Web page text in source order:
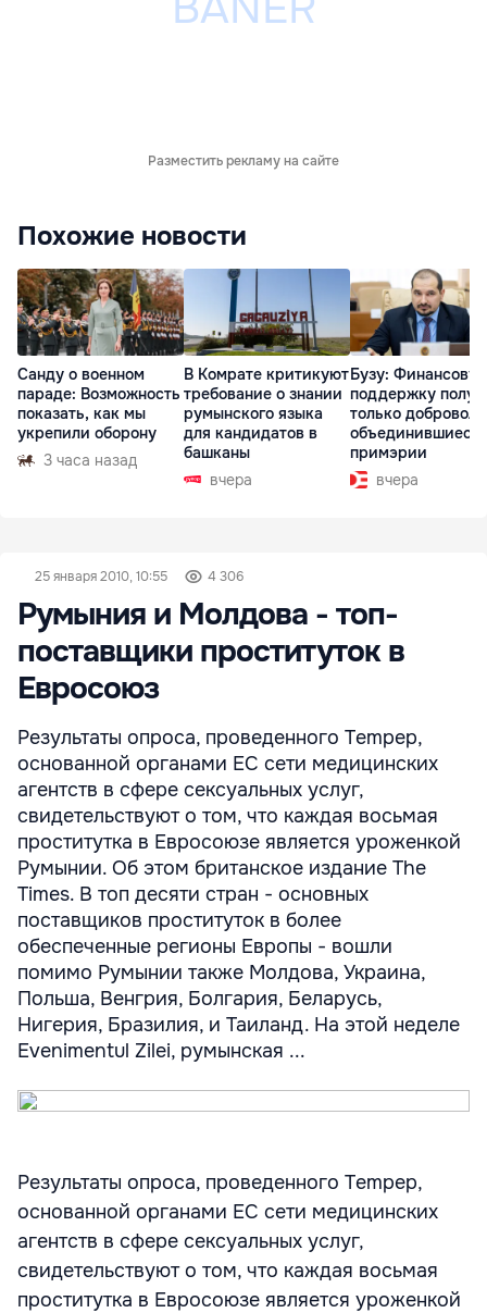
Разместить рекламу на сайте
Похожие новости
Санду о военном
параде: Возможность
показать, как мы
укрепили оборону
3 часа назад
В Комрате критикуют
требование о знании
румынского языка
для кандидатов в
башканы
вчера
Бузу:
поддержку
только
объединившиеся
примэрии
вчера
25 января 2010, 10:55 4 306
Румыния и Молдова - топ-
поставщики проституток в
Евросоюз
Результаты опроса, проведенного Tempep,
основанной органами ЕС сети медицинских
агентств в сфере сексуальных услуг,
свидетельствуют о том, что каждая восьмая
проститутка в Евросоюзе является уроженкой
Румынии. Об этом британское издание The
Times. В топ десяти стран - основных
поставщиков проституток в более
обеспеченные регионы Европы - вошли
помимо Румынии также Молдова, Украина,
Польша, Венгрия, Болгария, Беларусь,
Нигерия, Бразилия, и Таиланд. На этой неделе
Evenimentul Zilei, румынская ...
Результаты опроса, проведенного Tempep,
основанной органами ЕС сети медицинских
агентств в сфере сексуальных услуг,
свидетельствуют о том, что каждая восьмая
проститутка в Евросоюзе является уроженкой